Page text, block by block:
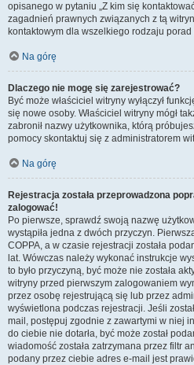
opisanego w pytaniu „Z kim się
zagadnień prawnych związanych z tą
kontaktowym dla wszelkiego rodzaju
Na górę
Dlaczego nie mogę się zarejestrować?
Być może właściciel witryny wyłączył
się nowe osoby. Właściciel witryny mógł
zabronił nazwy użytkownika, którą
pomocy skontaktuj się z administratorem
Na górę
Rejestracja została przeprowadzona
zalogować!
Po pierwsze, sprawdź swoją nazwę
wystąpiła jedna z dwóch przyczyn.
COPPA, a w czasie rejestracji została
lat. Wówczas należy wykonać instrukcje
to było przyczyną, być może nie została
witryny przed pierwszym zalogowaniem
przez osobę rejestrującą się lub przez
wyświetlona podczas rejestracji. Jeśli
mail, postępuj zgodnie z zawartymi w niej
do ciebie nie dotarła, być może został
wiadomość została zatrzymana przez filtr
podany przez ciebie adres e-mail jest